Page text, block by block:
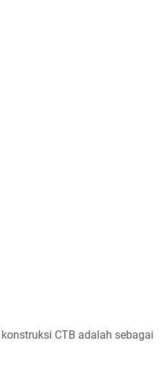
CTB adalah sebagai